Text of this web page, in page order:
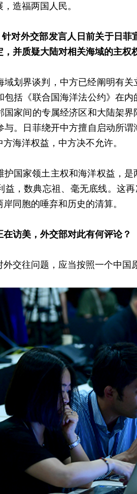
造福两国人民。
对外交部发言人日前关于日
并质疑大陆对相关海域的主权
划界谈判，中方已经阐明有
括《联合国海洋法公约》在
家间的专属经济区和大陆架
与。日菲绕开中方擅自启动所
海洋权益，中方决不允许。
护国家领土主权和海洋权益，
，数典忘祖、毫无底线。这
同胞的唾弃和历史的清算。
访美，外交部对此有何评论？
交往问题，应当按照一个中国